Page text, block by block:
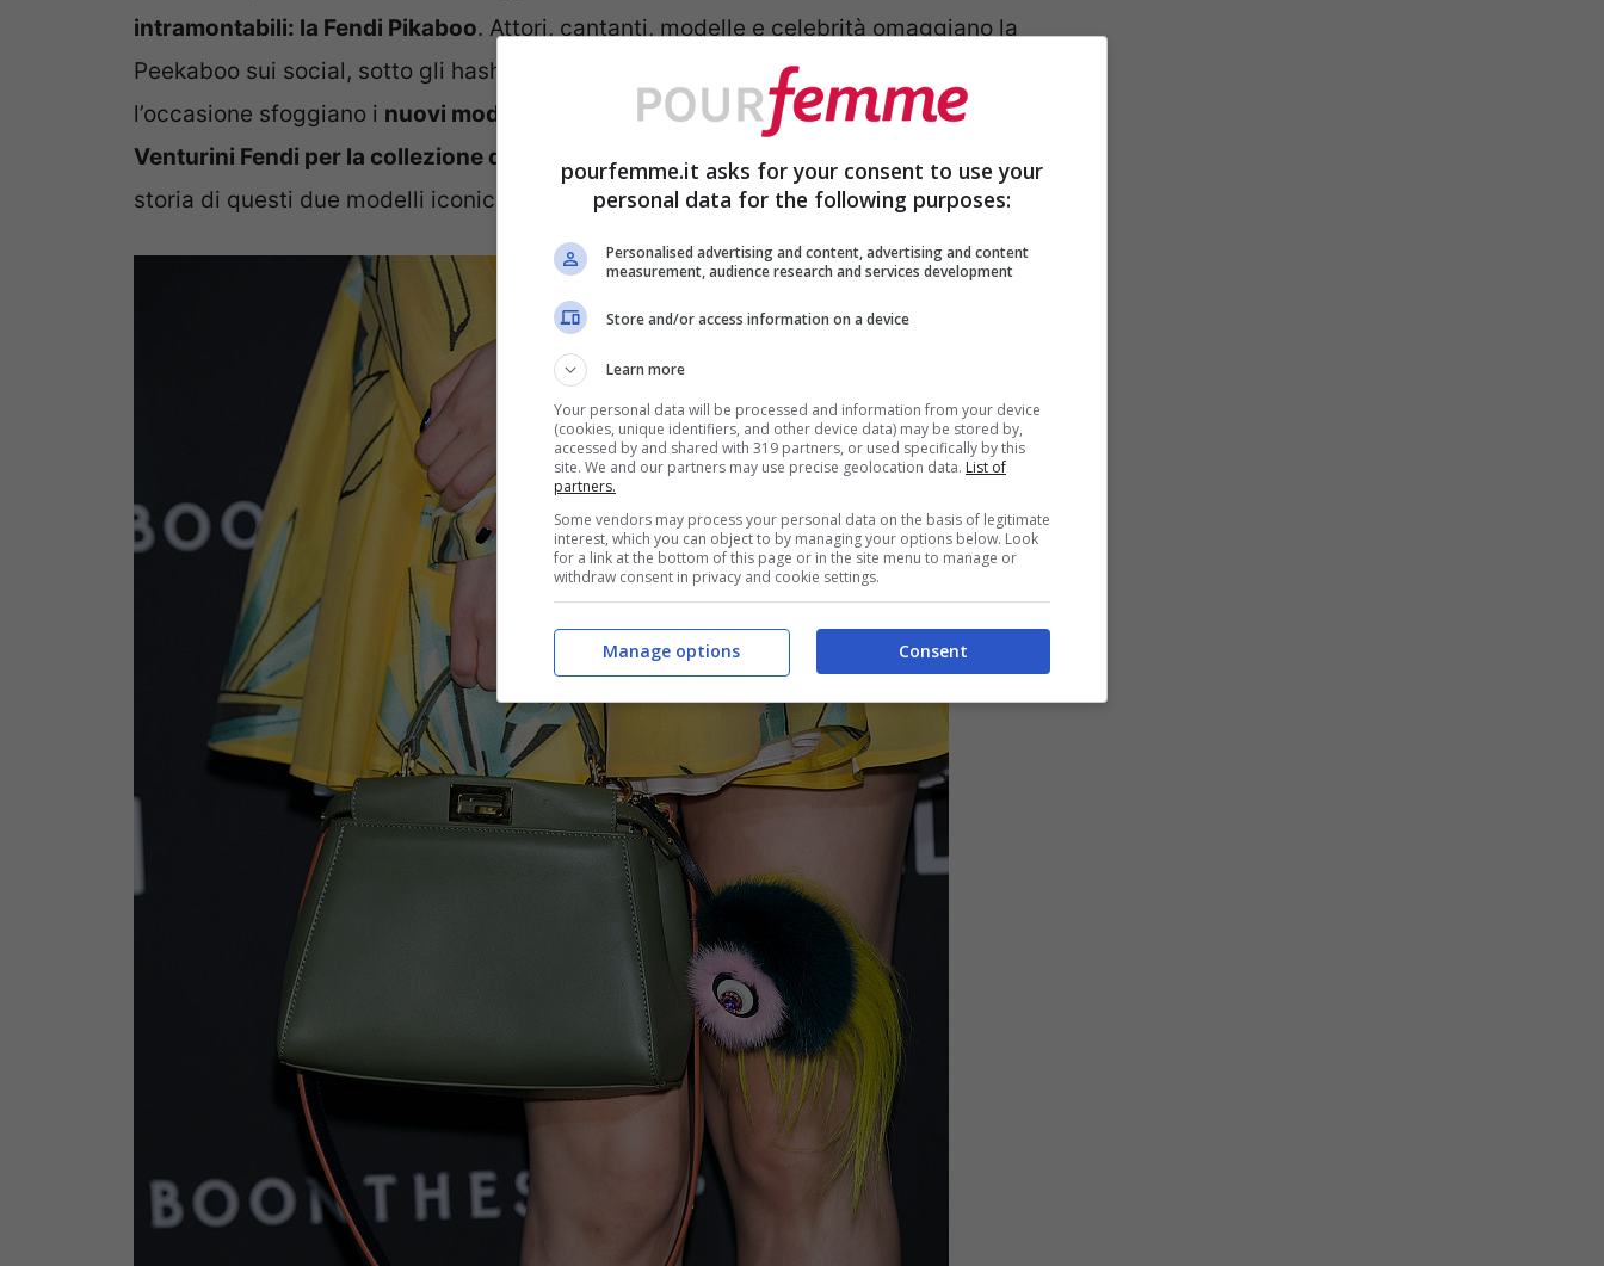
intramontabili: la Fendi Pikaboo. Attori, cantanti, modelle e celebrità omaggiano la
Peekaboo sui social, sotto gli hashtag #fendiIcons, #fendihandinhand e per
l’occasione sfoggiano i nuovi modelli di Peekaboo e Baguette rivisitati da Silvia
Venturini Fendi per la collezione donna autunno-inverno
2020/2021. Ma qual è la
storia di questi due modelli iconici di borse? Eccola qui!
pourfemme.it asks for your consent to use your
personal data for the following purposes:
Personalised advertising and content, advertising and content
measurement, audience research and services development
Store and/or access information on a device
Learn more
Your personal data will be processed and information from your device
(cookies, unique identifiers, and other device data) may be stored by,
accessed by and shared with 319 partners, or used specifically by this
site. We and our partners may use precise geolocation data. List of
partners.
Some vendors may process your personal data on the basis of legitimate
interest, which you can object to by managing your options below. Look
for a link at the bottom of this page or in the site menu to manage or
withdraw consent in privacy and cookie settings.
Consent
Manage options